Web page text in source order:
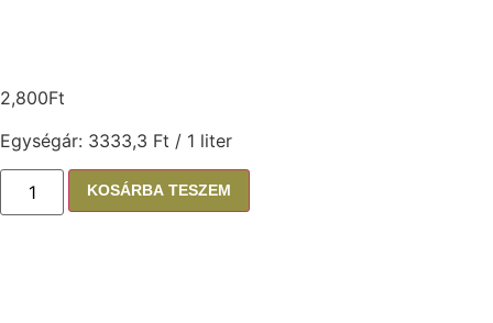
2,800Ft
Egységár: 3333,3 Ft / 1 liter
KOSÁRBA TESZEM